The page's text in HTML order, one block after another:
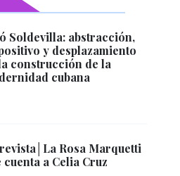
Soldevilla: abstracción,
y desplazamiento
construcción de la
cubana
Rosa Marquetti
cuenta a Celia Cruz